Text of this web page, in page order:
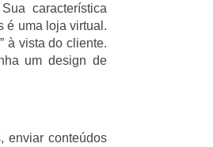
característica
é uma loja virtual.
à vista do cliente.
um design de
enviar conteúdos